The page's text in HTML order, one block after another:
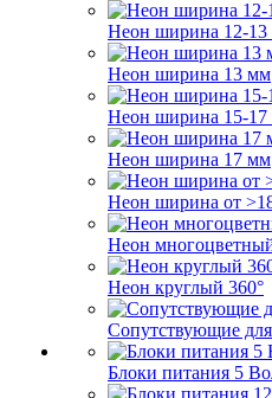
Неон ширина 12-
Неон ширина 13 мм
Неон ширина 15-
Неон ширина 17 мм
Неон ширина от
Неон
Неон круглый 360°
Сопутствующие
Блоки питания 5